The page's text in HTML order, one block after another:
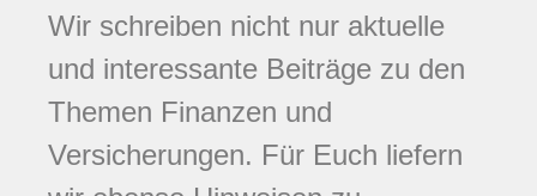
Wir schreiben nicht nur aktuelle
und interessante Beiträge zu den
Themen Finanzen und
Versicherungen. Für Euch liefern